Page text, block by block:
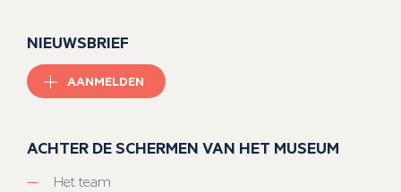
NIEUWSBRIEF
AANMELDEN
ACHTER DE SCHERMEN VAN HET MUSEUM
Het team